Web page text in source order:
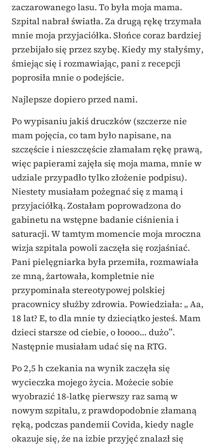
zaczarowanego lasu. To była moja mama.
Szpital nabrał światła. Za drugą rękę trzymała
mnie moja przyjaciółka. Słońce coraz bardziej
przebijało się przez szybę. Kiedy my stałyśmy,
śmiejąc się i rozmawiając, pani z recepcji
poprosiła mnie o podejście.
Najlepsze dopiero przed nami.
Po wypisaniu jakiś druczków (szczerze nie
mam pojęcia, co tam było napisane, na
szczęście i nieszczęście złamałam rękę prawą,
więc papierami zajęła się moja mama, mnie w
udziale przypadło tylko złożenie podpisu).
Niestety musiałam pożegnać się z mamą i
przyjaciółką. Zostałam poprowadzona do
gabinetu na wstępne badanie ciśnienia i
saturacji. W tamtym momencie moja mroczna
wizja szpitala powoli zaczęła się rozjaśniać.
Pani pielęgniarka była przemiła, rozmawiała
ze mną, żartowała, kompletnie nie
przypominała stereotypowej polskiej
pracownicy służby zdrowia. Powiedziała: „ Aa,
18 lat? E, to dla mnie ty dzieciątko jesteś. Mam
dzieci starsze od ciebie, o łoooo… dużo”.
Następnie musiałam udać się na RTG.
Po 2,5 h czekania na wynik zaczęła się
wycieczka mojego życia. Możecie sobie
wyobrazić 18-latkę pierwszy raz samą w
nowym szpitalu, z prawdopodobnie złamaną
ręką, podczas pandemii Covida, kiedy nagle
okazuje się, że na izbie przyjęć znalazł się